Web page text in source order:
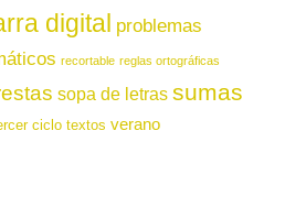
digital problemas
recortable reglas ortográficas
sopa de letras sumas
ciclo textos verano